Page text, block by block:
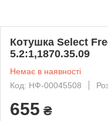
Котушка Select
5.2:1,1870.35.09
Немає в наявності
Код: НФ-00045508
655 ₴